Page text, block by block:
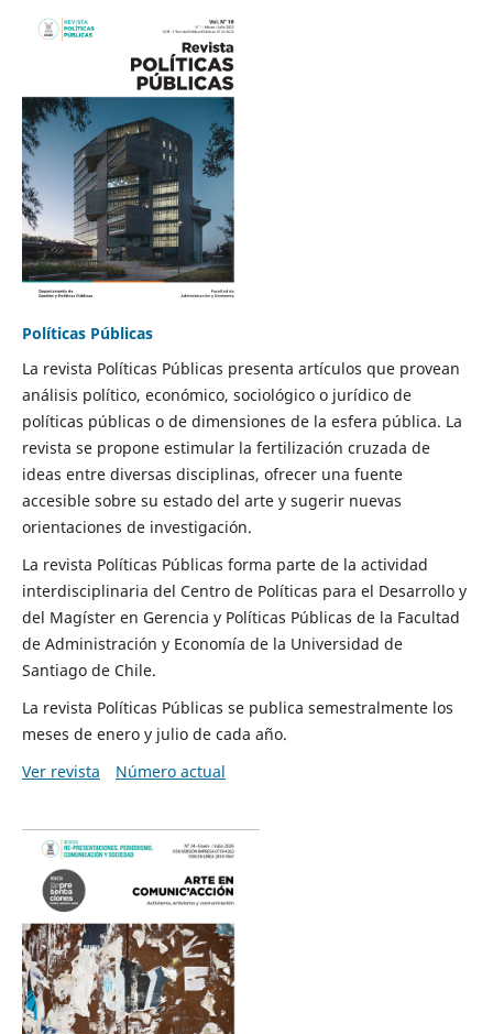
Políticas Públicas
La revista Políticas Públicas presenta artículos que provean
análisis político, económico, sociológico o jurídico de
políticas públicas o de dimensiones de la esfera pública. La
revista se propone estimular la fertilización cruzada de
ideas entre diversas disciplinas, ofrecer una fuente
accesible sobre su estado del arte y sugerir nuevas
orientaciones de investigación.
La revista Políticas Públicas forma parte de la actividad
interdisciplinaria del Centro de Políticas para el Desarrollo y
del Magíster en Gerencia y Políticas Públicas de la Facultad
de Administración y Economía de la Universidad de
Santiago de Chile.
La revista Políticas Públicas se publica semestralmente los
meses de enero y julio de cada año.
Ver revista
Número actual